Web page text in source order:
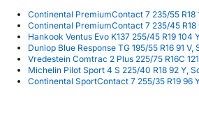
Continental PremiumContact 7 235/55 R18
Continental PremiumContact 7 235/45
Hankook Ventus Evo K137 255/45 R19 104
Dunlop Blue Response TG 195/55 R16 91
Vredestein Comtrac 2 Plus 225/75 R16C
Michelin Pilot Sport 4 S 225/40 R18 92 Y,
Continental SportContact 7 255/35 R19 96